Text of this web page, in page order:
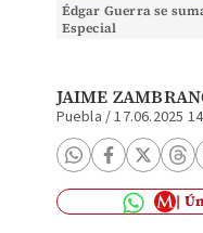
Édgar Guerra se
Especial
JAIME
Puebla /17.06.2025